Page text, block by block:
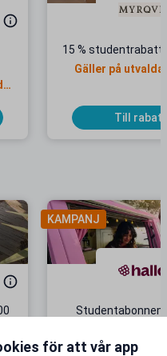
15 % studentrabatt
Gäller på
Till
KAMPANJ
+ 20 GB
för att vår app